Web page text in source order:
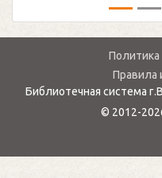
Правила
Библиотечная система
© 2012-